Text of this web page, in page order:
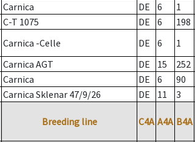
Carnica DE 6 1
C-T 1075 DE 6 198
Carnica -Celle DE 6 1
Carnica AGT DE 15 252
Carnica DE 6 90
Carnica Sklenar 47/9/26 DE 11 3
Breeding line C4A A4A B4A